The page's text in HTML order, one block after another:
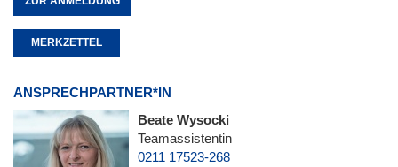
MERKZETTEL
ANSPRECHPARTNER*IN
Beate Wysocki
Teamassistentin
0211 17523-268